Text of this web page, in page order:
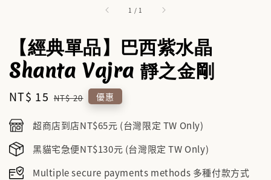
1 / 1
【經典單品】巴西紫水晶
Shanta Vajra 靜之金剛
Sale
NT$ 15 Regular
NT$ 20 優惠
超商店到店NT$65元 (台灣限定 TW Only)
黑貓宅急便NT$130元 (台灣限定 TW Only)
Multiple secure payments methods 多種付款方式